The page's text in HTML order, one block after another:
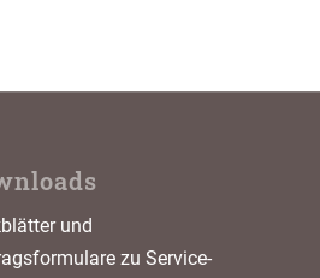
und
zu Service-